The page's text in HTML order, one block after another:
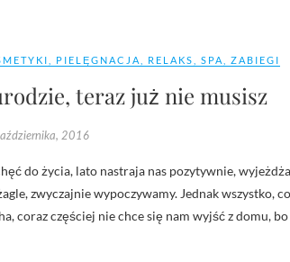
PIELĘGNACJA RELAKS SPA ZABIEGI
teraz już nie musisz
2016
zwyczajnie wypoczywamy. Jednak wszystko,
coraz częściej nie chce się nam wyjść z domu,